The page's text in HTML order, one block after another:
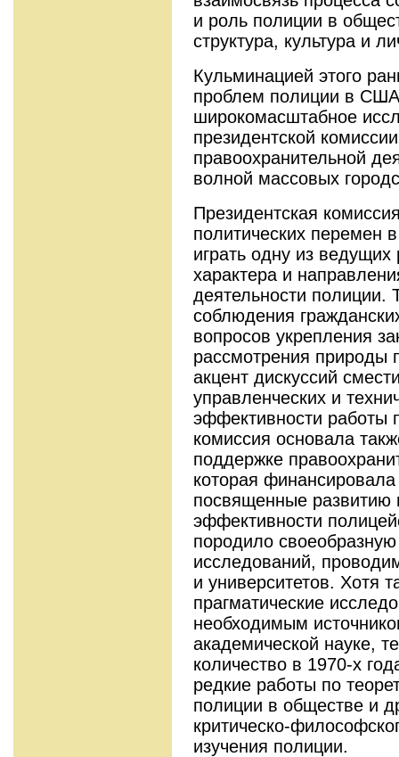
и роль полиции в
структура, культура и
Кульминацией этого
проблем полиции в
широкомасштабное
президентской
правоохранительной
волной массовых
Президентская
политических перемен
играть одну из
характера и
деятельности полиции.
соблюдения
вопросов укрепления
рассмотрения природы
акцент дискуссий
управленческих и
эффективности работы
комиссия основала
поддержке
которая
посвященные
эффективности
породило
исследований,
и университетов. Хотя
прагматические
необходимым
академической науке,
количество в 1970-х
редкие работы по
полиции в обществе и
критическо-
изучения полиции.